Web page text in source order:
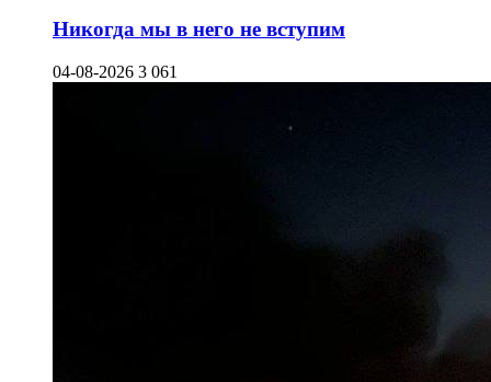
Никогда мы в него не вступим
04-08-2026 3 061